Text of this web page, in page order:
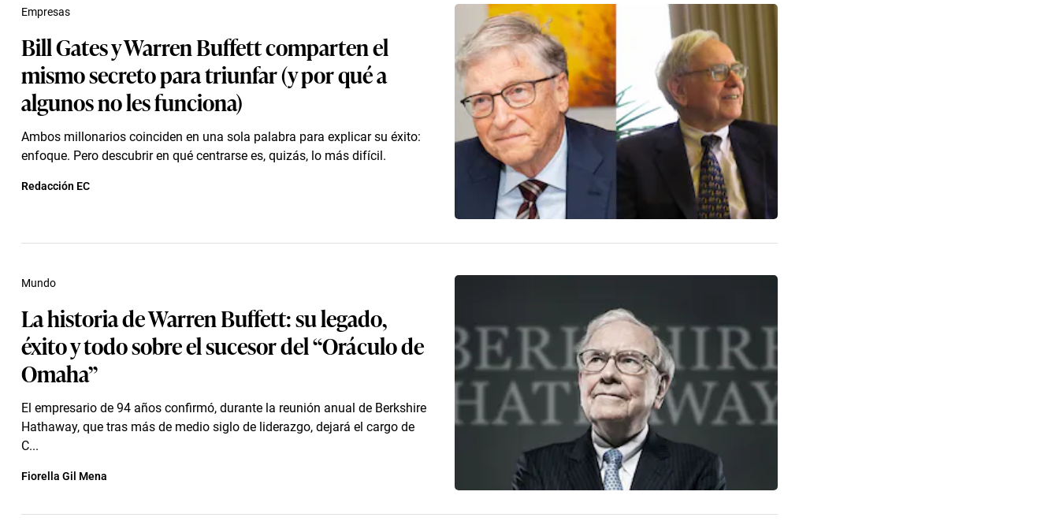
Bill Gates y Warren Buffett comparten el
mismo secreto para triunfar (y por qué a
algunos no les funciona)
Ambos millonarios coinciden en una sola palabra para explicar su éxito:
enfoque. Pero descubrir en qué centrarse es, quizás, lo más difícil.
Empresas
Redacción EC
La historia de Warren Buffett: su legado,
éxito y todo sobre el sucesor del “Oráculo de
Omaha”
El empresario de 94 años confirmó, durante la reunión anual de Berkshire
Hathaway, que tras más de medio siglo de liderazgo, dejará el cargo de
C...
Mundo
Fiorella Gil Mena